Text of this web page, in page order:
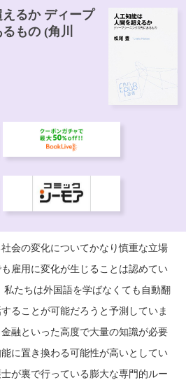
会の変化についてかなり慎重な立場
雇用に変化が生じることは認めてい
たちは外国語を学ばなくても自動翻
ることが可能だろうと予測していま
融といった高度で大量の知識が必要
に置き換わる可能性が高いとしてい
が裏で行っている膨大な専門的ルー